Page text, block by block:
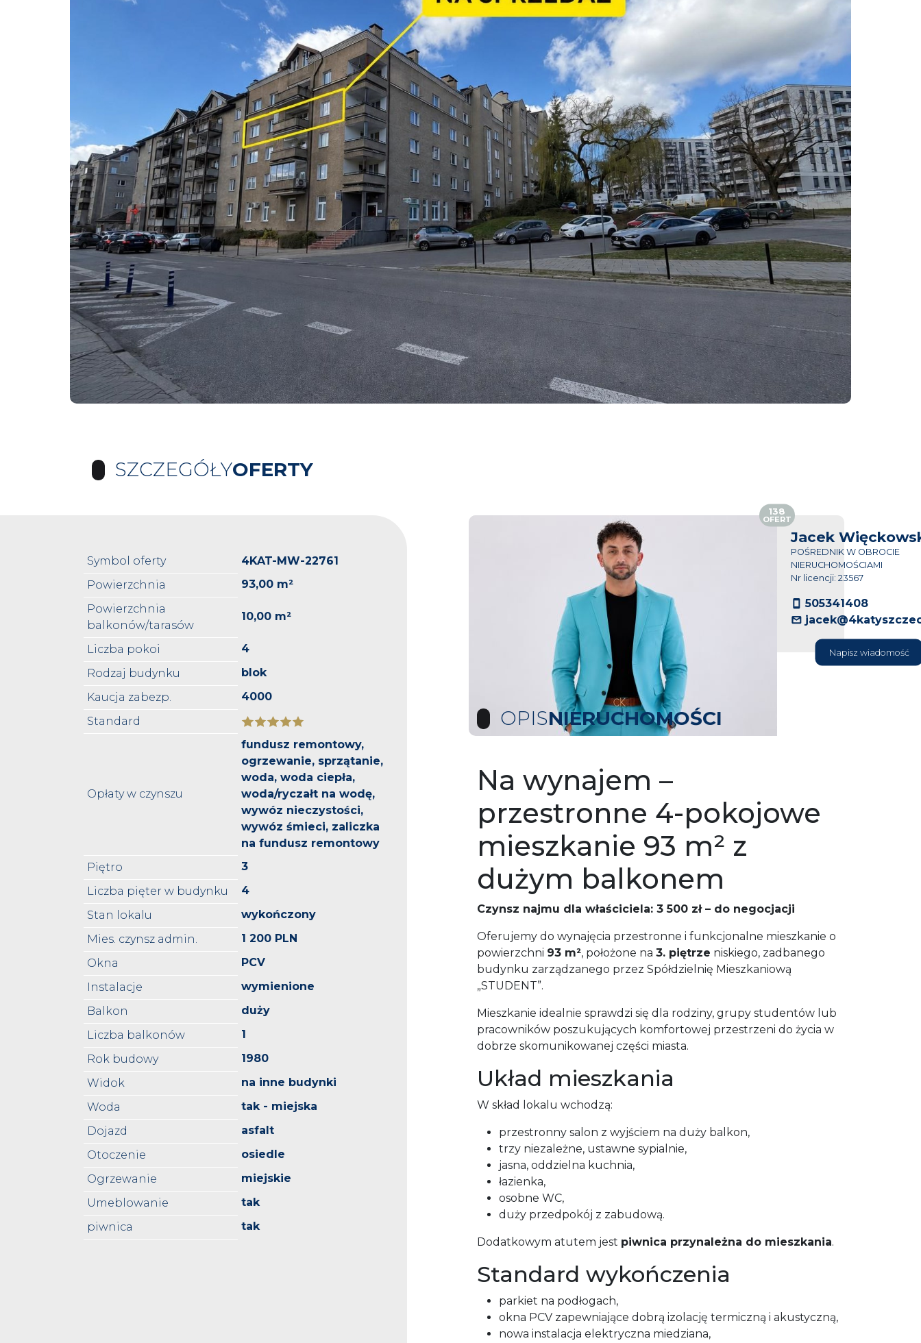
SZCZEGÓŁYOFERTY
Symbol oferty
4KAT-MW-22761
Powierzchnia
93,00 m²
Powierzchnia
balkonów/tarasów
10,00 m²
Liczba pokoi
4
Rodzaj budynku
blok
Kaucja zabezp.
4000
Standard
Opłaty w czynszu
fundusz remontowy,
ogrzewanie, sprzątanie,
woda, woda ciepła,
woda/ryczałt na wodę,
wywóz nieczystości,
wywóz śmieci, zaliczka
na fundusz remontowy
Piętro
3
Liczba pięter w budynku
4
Stan lokalu
wykończony
Mies. czynsz admin.
1 200 PLN
Okna
PCV
Instalacje
wymienione
Balkon
duży
Liczba balkonów
1
Rok budowy
1980
Widok
na inne budynki
Woda
tak - miejska
Dojazd
asfalt
Otoczenie
osiedle
Ogrzewanie
miejskie
Umeblowanie
tak
piwnica
tak
Jacek
POŚREDNIK W OBROCIE
NIERUCHOMOŚCIAMI
Nr licencji: 23567
505341408
Napisz wiadomość
138
OFERT
OPISNIERUCHOMOŚCI
Na wynajem –
przestronne 4-pokojowe
mieszkanie 93 m² z
dużym balkonem
Czynsz najmu dla właściciela: 3 500 zł – do negocjacji
Oferujemy do wynajęcia przestronne i funkcjonalne mieszkanie o
powierzchni 93 m², położone na 3. piętrze niskiego, zadbanego
budynku zarządzanego przez Spółdzielnię Mieszkaniową
„STUDENT”.
Mieszkanie idealnie sprawdzi się dla rodziny, grupy studentów lub
pracowników poszukujących komfortowej przestrzeni do życia w
dobrze skomunikowanej części miasta.
Układ mieszkania
W skład lokalu wchodzą:
przestronny salon z wyjściem na duży balkon,
trzy niezależne, ustawne sypialnie,
jasna, oddzielna kuchnia,
łazienka,
osobne WC,
duży przedpokój z zabudową.
Dodatkowym atutem jest piwnica przynależna do mieszkania.
Standard wykończenia
parkiet na podłogach,
okna PCV zapewniające dobrą izolację termiczną i akustyczną,
nowa instalacja elektryczna miedziana,